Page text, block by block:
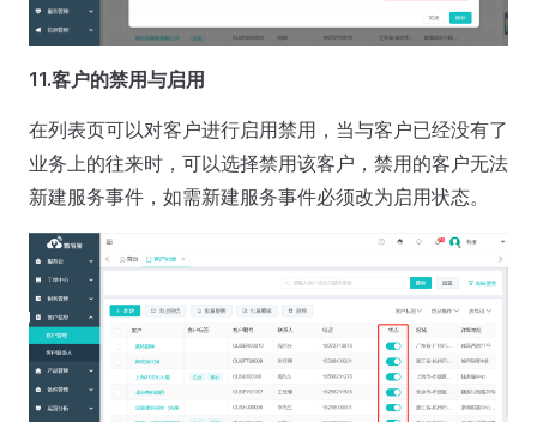
11.客户的禁用与启用
在列表页可以对客户进行启用禁用，当与客户已经没有了
业务上的往来时，可以选择禁用该客户，禁用的客户无法
新建服务事件，如需新建服务事件必须改为启用状态。